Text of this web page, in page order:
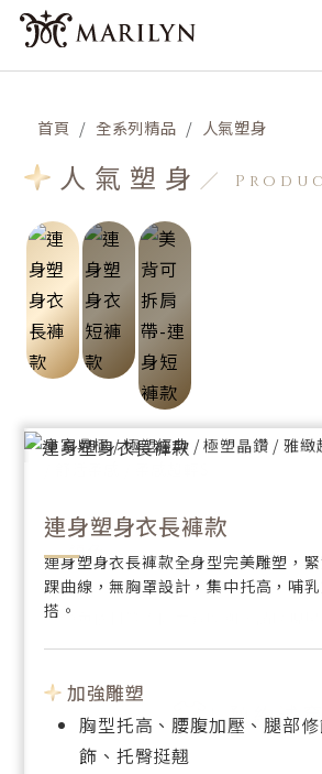
人氣塑身
首頁 全系列精品 人氣塑身
連身塑身衣長褲款
連身塑身衣長褲款全身型完美雕塑，
踝曲線，無胸罩設計，集中托高，哺
搭。
加強雕塑
胸型托高、腰腹加壓、腿部
飾、托臀挺翹
連身塑身衣短褲款
差擠肉，無胸罩設計，哺乳方便。
加強雕塑
胸型托高、腰腹加壓、腿部修飾、托臀
皇家鼎極 / 極塑經典 / 極塑晶鑽 / 雅緻
顏色
＊顏色依材質不同而有區別，請以現場
預約試
美背可拆肩帶-連身短褲款
腰腹、臀部雕塑，創造美背效果。
加強雕塑
腰腹加壓、托臀挺翹
皇家鼎極 / 極塑經典 / 極塑晶鑽 / 雅緻
顏色
＊顏色依材質不同而有區別，請以現場
預約試